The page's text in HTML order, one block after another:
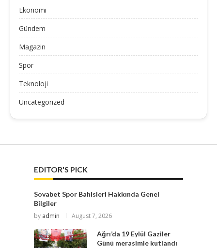
Ekonomi
Gündem
Magazin
Spor
Teknoloji
Uncategorized
EDITOR'S PICK
Sovabet Spor Bahisleri Hakkında Genel
Bilgiler
by admin August 7, 2026
Ağrı’da 19 Eylül Gaziler
Günü merasimle kutlandı